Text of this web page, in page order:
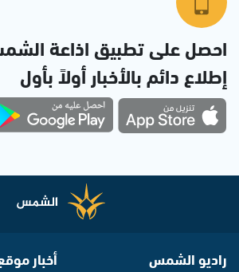
احصل على تطبيق اذاعة
إطلاع دائم بالأخبار أولاً بأول
راديو الشمس أخبار